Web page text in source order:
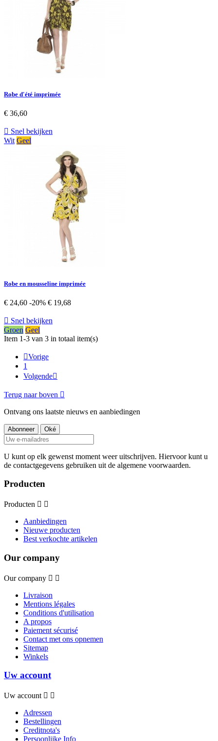
Robe d'été imprimée
€ 36,60
 Snel bekijken
Wit Geel
Robe en mousseline imprimée
€ 24,60 -20% € 19,68
 Snel bekijken
Groen Geel
Item 1-3 van 3 in totaal item(s)
Vorige
1
Volgende
Terug naar boven 
Ontvang ons laatste nieuws en aanbiedingen
U kunt op elk gewenst moment weer uitschrijven. Hiervoor kunt u
de contactgegevens gebruiken uit de algemene voorwaarden.
Producten
Producten  
Aanbiedingen
Nieuwe producten
Best verkochte artikelen
Our company
Our company  
Livraison
Mentions légales
Conditions d'utilisation
A propos
Paiement sécurisé
Contact met ons opnemen
Sitemap
Winkels
Uw account
Uw account  
Adressen
Bestellingen
Creditnota's
Persoonlijke Info